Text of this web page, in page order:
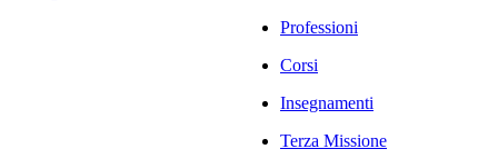
Professioni
Corsi
Insegnamenti
Terza Missione